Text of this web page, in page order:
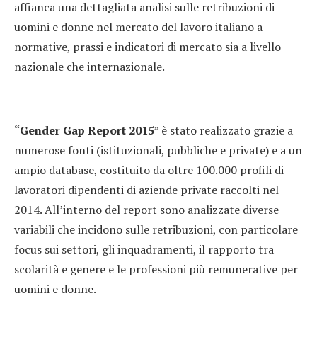
affianca una dettagliata analisi sulle retribuzioni di
uomini e donne nel mercato del lavoro italiano a
normative, prassi e indicatori di mercato sia a livello
nazionale che internazionale.
“Gender Gap Report 2015” è stato realizzato grazie a
numerose fonti (istituzionali, pubbliche e private) e a un
ampio database, costituito da oltre 100.000 profili di
lavoratori dipendenti di aziende private raccolti nel
2014. All’interno del report sono analizzate diverse
variabili che incidono sulle retribuzioni, con particolare
focus sui settori, gli inquadramenti, il rapporto tra
scolarità e genere e le professioni più remunerative per
uomini e donne.